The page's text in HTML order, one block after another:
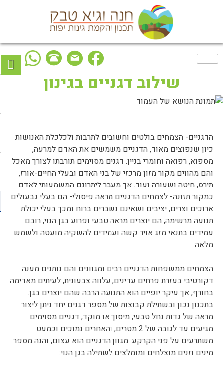
שילוב דגניים בגינון
הדגניים- הצמחים בולטים וחשובים לתרבות ולכלכלת האנושות
כיון שנפוצים מאוד, הדגניים משמשים את האדם למרעה,
מספוא, רפואה וחומרי בניין. דגנים מסוימים תורבתו לצורך מאכל
והם מהווים מקור מזון מרכזי של בני האדם ובעלי החיים-אורז,
תירס, חיטה ושעורה ועוד. אך מעבר ליתרונם המשמעותי לאדם
כמקור תזונה- לצמחים הדגניים מראה פיסולי- הם בעלי גבעולים
ארוכים וצרים, יציבים ושאינם נשברים ברוח ומכך בעלי יכולת
תנועה מרשימה, הם יוצרים מראה טבעי ופרוע בגן הנוי, רובם
עמידים בתנאי מזג אויר קשה ועמידים להשקיה מועטה ולשמש
מלאה.
הצמחים ממשפחות הדגניים רבים ומגוונים והם נותנים מענה
דקורטיבי בעזרת פרחים עדינים, עלווה צבעונית, לעיתים מאדימה
בחורף, אך עיקר יופיים הוא התנועה הרבה שהם יוצרים בגן.
בתכנון נכון ובשתילת קבוצות של מספר דגנים יחד ניתן ליצור
מראה של גדות נחל טבעי, מיסוך או מוקד, דגניים מסוימים
מגיעים עד לגובה של 2 מטרים, והאחרים נמוכים וכמעט
משתרעים על פני הקרקע. מגוון הדגניים הוא עצום, והנה מספר
מינים וזנים מוצלחים ומומלצים לשתילה בגן הנוי: